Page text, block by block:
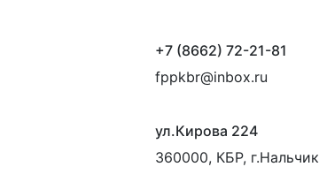
+7 (8662) 72-21-81
fppkbr@inbox.ru
ул.Кирова 224
360000, КБР, г.Нальчик